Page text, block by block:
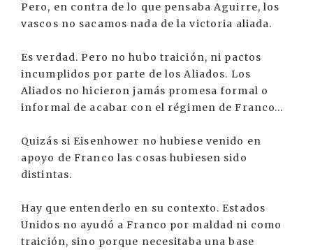
Pero, en contra de lo que pensaba Aguirre, los
vascos no sacamos nada de la victoria aliada.
Es verdad. Pero no hubo traición, ni pactos
incumplidos por parte de los Aliados. Los
Aliados no hicieron jamás promesa formal o
informal de acabar con el régimen de Franco…
Quizás si Eisenhower no hubiese venido en
apoyo de Franco las cosas hubiesen sido
distintas.
Hay que entenderlo en su contexto. Estados
Unidos no ayudó a Franco por maldad ni como
traición, sino porque necesitaba una base